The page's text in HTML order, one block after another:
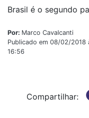
Brasil é o segundo
Por: Marco Cavalcanti
Publicado em 08/02/
16:56
Compartilhar: